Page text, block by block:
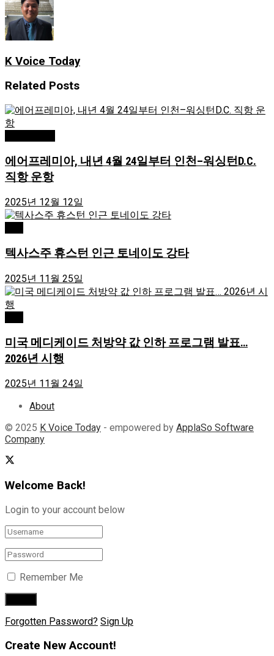
K Voice Today
Related Posts
에어프레미아, 내년 4월 24일부터 인천–워싱턴D.C.
직항 운항
2025년 12월 12일
텍사스주 휴스턴 인근 토네이도 강타
2025년 11월 25일
미국 메디케이드 처방약 값 인하 프로그램 발표…
2026년 시행
2025년 11월 24일
About
© 2025 K Voice Today - empowered by ApplaSo Software
Company
Welcome Back!
Login to your account below
Remember Me
Forgotten Password? Sign Up
Create New Account!